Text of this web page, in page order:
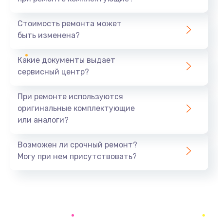
370 руб.
Ремонт электроплаты
Замена центрирующей шайбы динамика
Заказать
Стоимость ремонта может
быть изменена?
Какие документы выдает
сервисный центр?
При ремонте используются
оригинальные комплектующие
или аналоги?
Возможен ли срочный ремонт?
Могу при нем присутствовать?